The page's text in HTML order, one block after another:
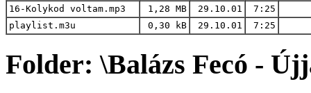
16-Kolykod voltam.mp3
1,28 MB 29.10.01
7:25
playlist.m3u
0,30 kB 29.10.01 7:25
Folder: \Balázs Fecó -